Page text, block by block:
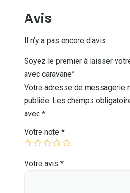
Avis
Il n’y a pas encore d’avis.
Soyez le premier à laisser
avec caravane”
Votre adresse de messagerie
publiée. Les champs
avec *
Votre note *
Votre avis *